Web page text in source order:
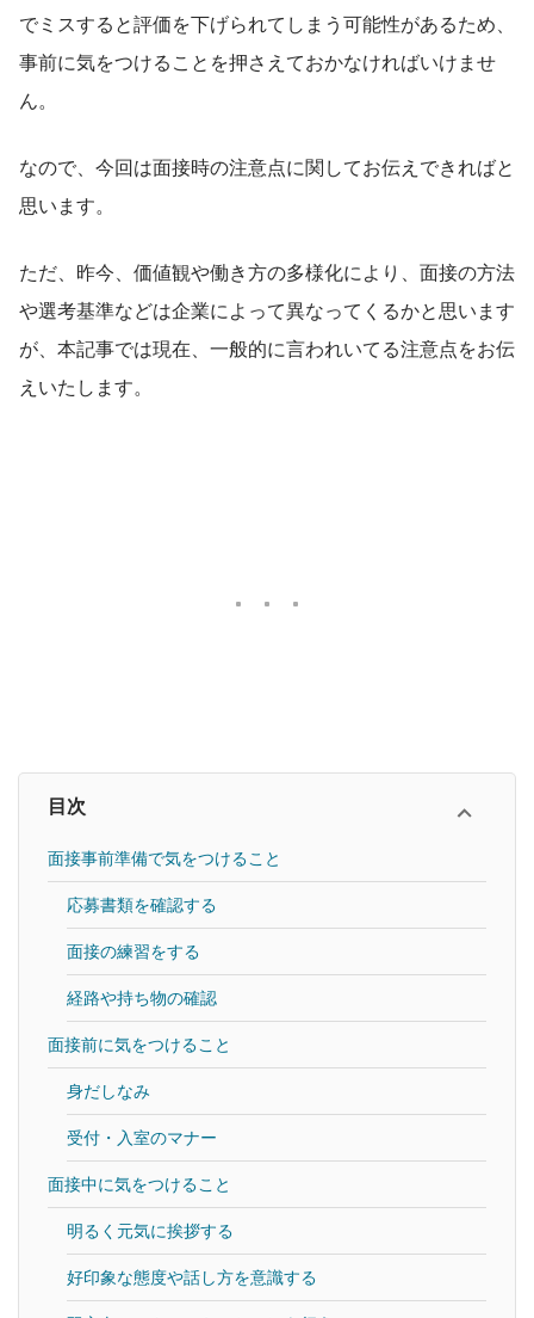
でミスすると評価を下げられてしまう可能性があるため、
事前に気をつけることを押さえておかなければいけませ
ん。
なので、今回は面接時の注意点に関してお伝えできればと
思います。
ただ、昨今、価値観や働き方の多様化により、面接の方法
や選考基準などは企業によって異なってくるかと思います
が、本記事では現在、一般的に言われいてる注意点をお伝
えいたします。
目次
面接事前準備で気をつけること
応募書類を確認する
面接の練習をする
経路や持ち物の確認
面接前に気をつけること
身だしなみ
受付・入室のマナー
面接中に気をつけること
明るく元気に挨拶する
好印象な態度や話し方を意識する